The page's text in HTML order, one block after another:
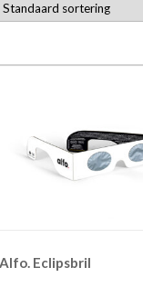
Alfo. Eclipsbril